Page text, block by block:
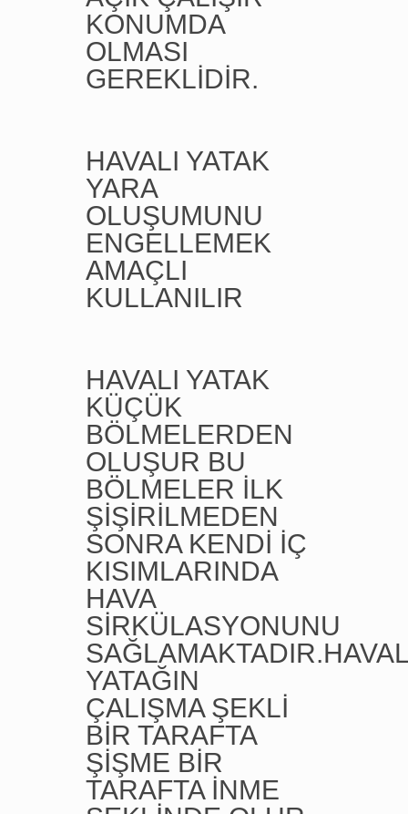
KONUMDA
OLMASI
GEREKLİDİR.
HAVALI YATAK
YARA
OLUŞUMUNU
ENGELLEMEK
AMAÇLI
KULLANILIR
HAVALI YATAK
KÜÇÜK
BÖLMELERDEN
OLUŞUR BU
BÖLMELER İLK
ŞİŞİRİLMEDEN
SONRA KENDİ İÇ
KISIMLARINDA
HAVA
SİRKÜLASYONUNU
YATAĞIN
ÇALIŞMA ŞEKLİ
BİR TARAFTA
ŞİŞME BİR
TARAFTA İNME